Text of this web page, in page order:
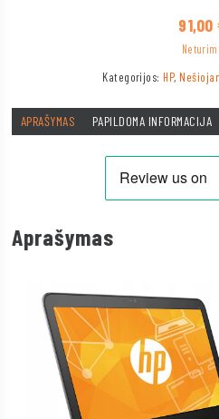
91,00
Kategorijos: HP,
APRAŠYMAS PAPILDOMA INFORMACIJA
Aprašymas